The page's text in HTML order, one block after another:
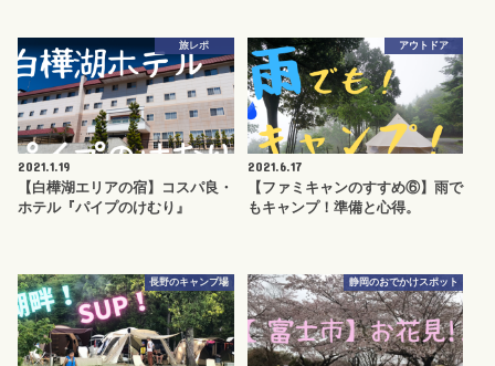
旅レポ
2021.1.19
【白樺湖エリアの宿】コスパ良・
ホテル『パイプのけむり』
アウトドア
2021.6.17
【ファミキャンのすすめ⑥】雨で
もキャンプ！準備と心得。
長野のキャンプ場 静岡のおでかけスポット